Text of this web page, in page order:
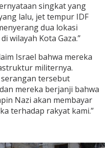
singkat yang
lalu, jet tempur IDF
dua lokasi
wilayah Kota Gaza.”
Israel bahwa mereka
militernya.
tersebut
mereka berjanji bahwa
Nazi akan membayar
terhadap rakyat kami.”